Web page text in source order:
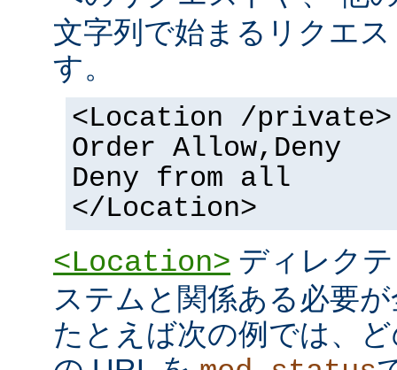
文字列で始まるリクエ
す。
<Location /private>
Order Allow,Deny
Deny from all
</Location>
<Location> ディレク
ステムと関係ある必要
たとえば次の例では、